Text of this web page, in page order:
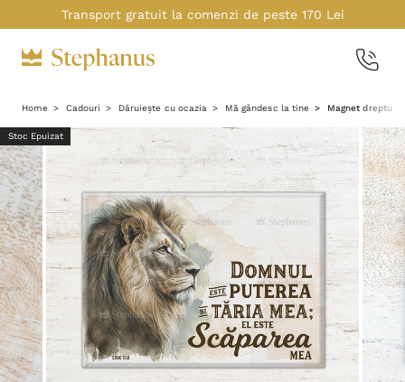
Transport gratuit la comenzi de peste 170 Lei
Home Cadouri Dăruiește cu ocazia Mă gândesc la tine Magnet
Stoc Epuizat